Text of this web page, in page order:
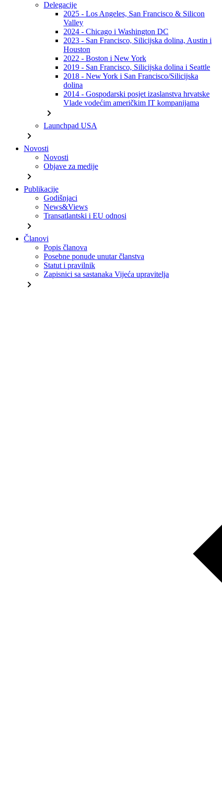
Delegacije
2025 - Los Angeles, San Francisco & Silicon
Valley
2024 - Chicago i Washington DC
2023 - San Francisco, Silicijska dolina, Austin i
Houston
2022 - Boston i New York
2019 - San Francisco, Silicijska dolina i Seattle
2018 - New York i San Francisco/Silicijska
dolina
2014 - Gospodarski posjet izaslanstva hrvatske
Vlade vodećim američkim IT kompanijama
chevron_right
Launchpad USA
chevron_right
Novosti
Novosti
Objave za medije
chevron_right
Publikacije
Godišnjaci
News&Views
Transatlantski i EU odnosi
chevron_right
Članovi
Popis članova
Posebne ponude unutar članstva
Statut i pravilnik
Zapisnici sa sastanaka Vijeća upravitelja
chevron_right